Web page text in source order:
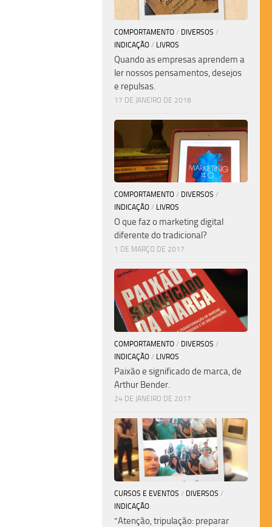
COMPORTAMENTO / DIVERSOS /
INDICAÇÃO / LIVROS
Quando as empresas aprendem a
ler nossos pensamentos, desejos
e repulsas.
17 DE JANEIRO DE 2018
COMPORTAMENTO / DIVERSOS /
INDICAÇÃO / LIVROS
O que faz o marketing digital
diferente do tradicional?
1 DE MARÇO DE 2017
COMPORTAMENTO / DIVERSOS /
INDICAÇÃO / LIVROS
Paixão e significado de marca, de
Arthur Bender.
24 DE JANEIRO DE 2017
CURSOS E EVENTOS / DIVERSOS /
INDICAÇÃO
“Atenção, tripulação: preparar